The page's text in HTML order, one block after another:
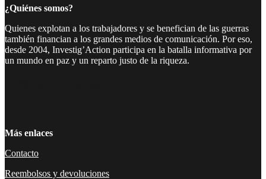
¿Quiénes somos?
Quienes explotan a los trabajadores y se benefician de las guerras
también financian a los grandes medios de comunicación. Por eso,
desde 2004, Investig’Action participa en la batalla informativa por
un mundo en paz y un reparto justo de la riqueza.
Más enlaces
Contacto
Reembolsos y devoluciones